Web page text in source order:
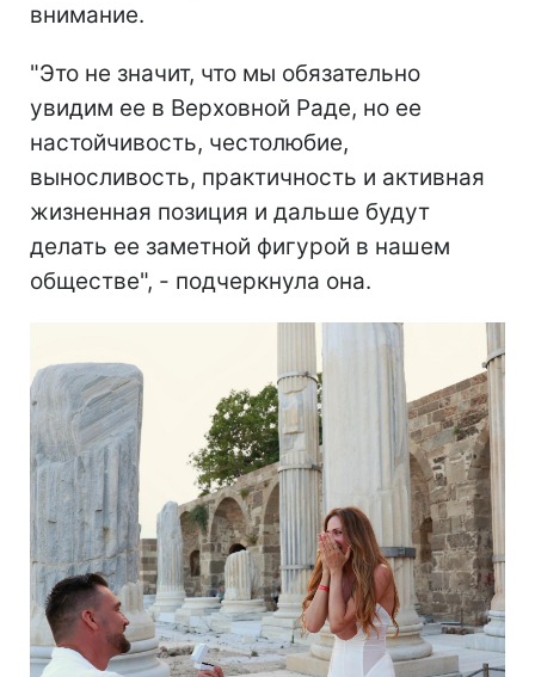
внимание.
"Это не значит, что мы обязательно
увидим ее в Верховной Раде, но ее
настойчивость, честолюбие,
выносливость, практичность и активная
жизненная позиция и дальше будут
делать ее заметной фигурой в нашем
обществе", - подчеркнула она.